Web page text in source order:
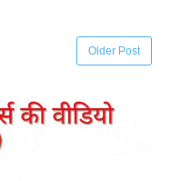
Older Post